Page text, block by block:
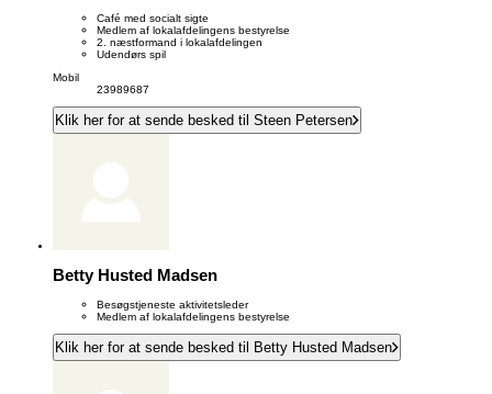
Café med socialt sigte
Medlem af lokalafdelingens bestyrelse
2. næstformand i lokalafdelingen
Udendørs spil
Mobil
23989687
Klik her for at sende besked til Steen Petersen
Betty Husted Madsen
Besøgstjeneste aktivitetsleder
Medlem af lokalafdelingens bestyrelse
Klik her for at sende besked til Betty Husted Madsen